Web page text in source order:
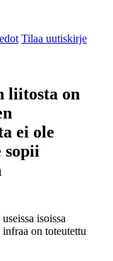
Tilaa uutiskirje
liitosta on
ei ole
sopii
isoissa
on toteutettu